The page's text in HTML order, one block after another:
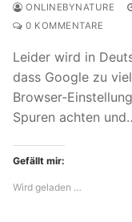
ONLINEBYNATURE
0 KOMMENTARE
Leider wird in
dass Google zu
Browser-
Spuren achten
Gefällt mir:
Wird geladen …